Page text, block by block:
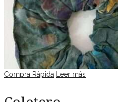
Compra Rápida Leer más